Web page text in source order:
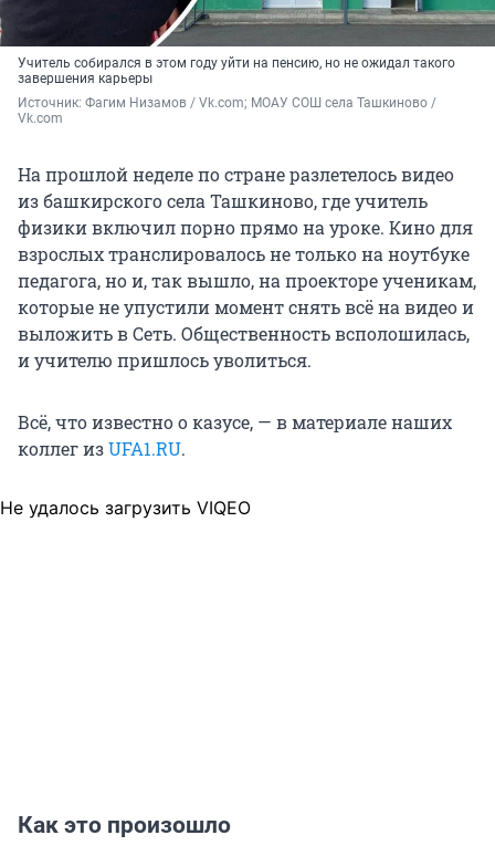
Учитель собирался в этом году уйти на пенсию, но не ожидал такого
завершения карьеры
Источник: Фагим Низамов / Vk.com; МОАУ СОШ села Ташкиново /
Vk.com
На прошлой неделе по стране разлетелось видео
из башкирского села Ташкиново, где учитель
физики включил порно прямо на уроке. Кино для
взрослых транслировалось не только на ноутбуке
педагога, но и, так вышло, на проекторе ученикам,
которые не упустили момент снять всё на видео и
выложить в Сеть. Общественность всполошилась,
и учителю пришлось уволиться.
Всё, что известно о казусе, — в материале наших
коллег изUFA1.RU.
Не удалось загрузить VIQEO
Как это произошло